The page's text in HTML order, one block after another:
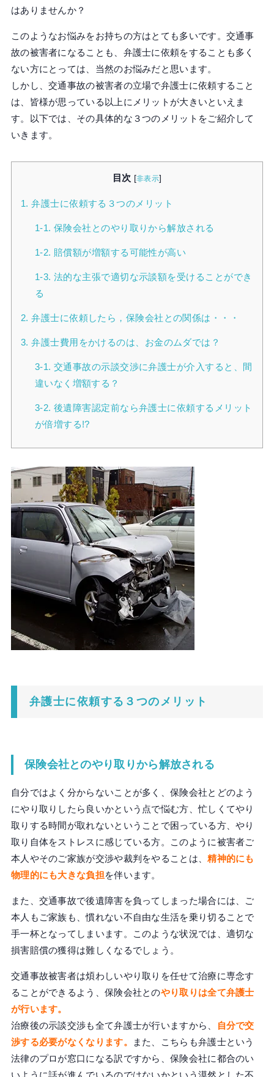
はありませんか？
このようなお悩みをお持ちの方はとても多いです。交通事
故の被害者になることも、弁護士に依頼をすることも多く
ない方にとっては、当然のお悩みだと思います。
しかし、交通事故の被害者の立場で弁護士に依頼すること
は、皆様が思っている以上にメリットが大きいといえま
す。以下では、その具体的な３つのメリットをご紹介して
いきます。
目次 [非表示]
1. 弁護士に依頼する３つのメリット
1-1. 保険会社とのやり取りから解放される
1-2. 賠償額が増額する可能性が高い
1-3. 法的な主張で適切な示談額を受けることができ
る
2. 弁護士に依頼したら，保険会社との関係は・・・
3. 弁護士費用をかけるのは、お金のムダでは？
3-1. 交通事故の示談交渉に弁護士が介入すると、間
違いなく増額する？
3-2. 後遺障害認定前なら弁護士に依頼するメリット
が倍増する!?
弁護士に依頼する３つのメリット
保険会社とのやり取りから解放される
自分ではよく分からないことが多く、保険会社とどのよう
にやり取りしたら良いかという点で悩む方、忙しくてやり
取りする時間が取れないということで困っている方、やり
取り自体をストレスに感じている方。このように被害者ご
本人やそのご家族が交渉や裁判をやることは、精神的にも
物理的にも大きな負担を伴います。
また、交通事故で後遺障害を負ってしまった場合には、ご
本人もご家族も、慣れない不自由な生活を乗り切ることで
手一杯となってしまいます。このような状況では、適切な
損害賠償の獲得は難しくなるでしょう。
交通事故被害者は煩わしいやり取りを任せて治療に専念す
ることができるよう、保険会社とのやり取りは全て弁護士
が行います。
治療後の示談交渉も全て弁護士が行いますから、
自分で交
渉する必要がなくなります。
また、こちらも弁護士という
法律のプロが窓口になる訳ですから、保険会社に都合のい